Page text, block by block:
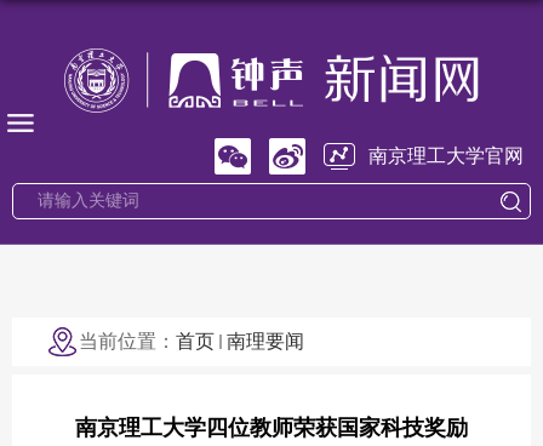
南京理工大学官网
当前位置： 首页 南理要闻
南京理工大学四位教师荣获国家科技奖励